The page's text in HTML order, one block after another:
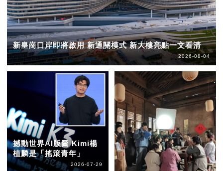
新皇崗口岸即將啟用 新通關模式 新大樓亮點一文看清
2026-08-04
撼動世界AI版圖 Kimi楊
植麟是「搖滾青年」
2026-07-29